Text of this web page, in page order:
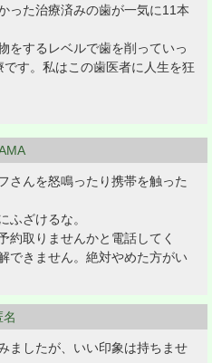
った治療済みの歯が一気に11本
をするレベルで歯を削っていっ
す。私はこの歯医者に人生を狂
さんを怒鳴ったり携帯を触った
ふざけるな。
約取りませんかと電話してく
できません。絶対やめた方がい
ましたが、いい印象は持ちませ